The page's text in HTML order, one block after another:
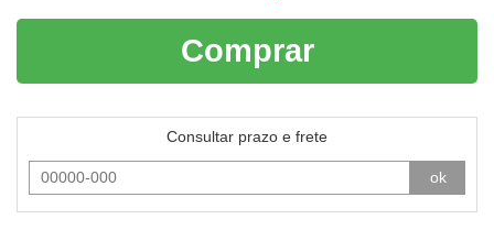
Comprar
Consultar prazo e frete
ok